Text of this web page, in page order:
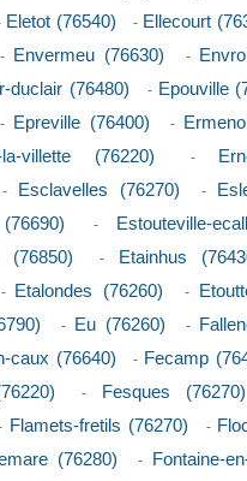
Eletot (76540) - Ellecourt
- Envermeu (76630) -
duclair (76480) - Epouville
- Epreville (76400) -
la-villette (76220) -
- Esclavelles (76270) -
- Estouteville-
(76850) - Etainhus
- Etalondes (76260) -
- Eu (76260) -
caux (76640) - Fecamp
- Fesques (76270)
Flamets-fretils (76270) -
(76280) - Fontaine-